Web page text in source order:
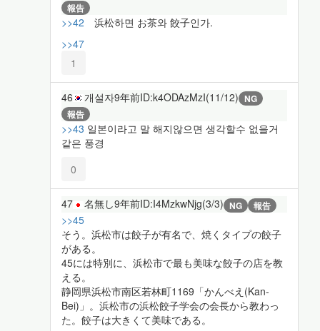
報告
>>42 浜松하면 お茶와 餃子인가.
>>47
1
46 개설자9年前ID:k4ODAzMzI(11/12) NG
報告
>>43 일본이라고 말 해지않으면 생각할수 없을거
같은 풍경
0
47 名無し9年前ID:I4MzkwNjg(3/3) NG 報告
>>45
そう。浜松市は餃子が有名で、焼くタイプの餃子
がある。
45には特別に、浜松市で最も美味な餃子の店を教
える。
静岡県浜松市南区若林町1169「かんべえ(Kan-
Bei)」。浜松市の浜松餃子学会の会長から教わっ
た。餃子は大きくて美味である。